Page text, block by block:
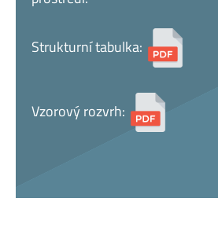
Strukturní tabulka:
Vzorový rozvrh: